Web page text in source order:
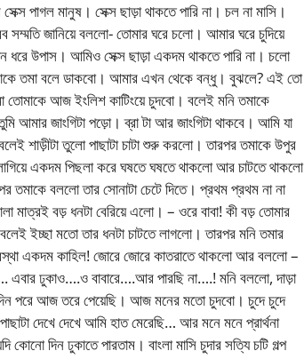
পাগল মানুষ। সেক্স ছাড়া থাকতে পারি না। চল না মাসি।
সম্মতি জানিয়ে বললো- তোমার ঘরে চলো। আমার ঘরে চুদিয়ে
ধরে উপাস। আমিও সেক্স ছাড়া একদম থাকতে পারি না। চলো
তমা বলে ডাকবো। আমার এখন থেকে বন্ধু। বুঝলে? এই তো
আজ ইংলিশ কাটিংয়ে চুদবো। বলেই মনি তমাকে
আমার জাংগিটা পড়ো। ব্রা টা আর জাংগিটা থাকবে। আমি যা
শাড়ীটা তুলো পাছাটা চাটা শুরু করলো। তারপর তমাকে উপুর
একদম পিছলা করে ঘষতে ঘষতে থাকলো আর চাটতে থাকলো
তমাকে বললো তার সোনাটা চেটে দিতে। প্রথম প্রথম না না
মাত্রই বড় ধনটা বেরিয়ে এলো। – ওরে বাবা! কী বড় তোমার
ইচ্ছা মতো তার ধনটা চাটতে লাগলো। তারপর মনি তমার
একদম কাহিল! জোরে জোরে কাতরাতে থাকলো আর বললো –
ঢুকাও….ও বাবারে….আর পারছি না….! মনি বললো, দাড়া
পরে আজ তরে পেয়েছি। আজ মনের মতো চুদবো। চুদে চুদে
দেখে দেখে আমি হাত মেরেছি… আর মনে মনে প্রার্থনা
দিন ঢুকাতে পারতাম। বাংলা মাসি চুদার সত্যি চটি গল্প